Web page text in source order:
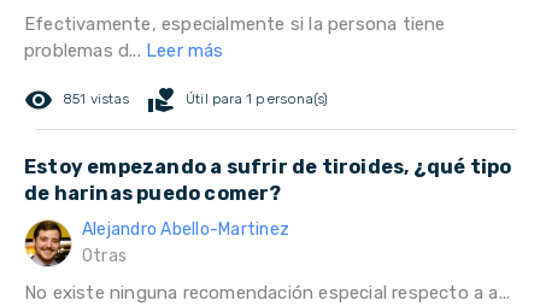
Efectivamente, especialmente si la persona tiene
problemas d... Leer más
remove_red_eye 851 vistas volunteer_activism Útil para 1 persona(s)
Estoy empezando a sufrir de tiroides, ¿qué tipo
de harinas puedo comer?
Alejandro Abello-Martinez
Otras
No existe ninguna recomendación especial respecto a a...